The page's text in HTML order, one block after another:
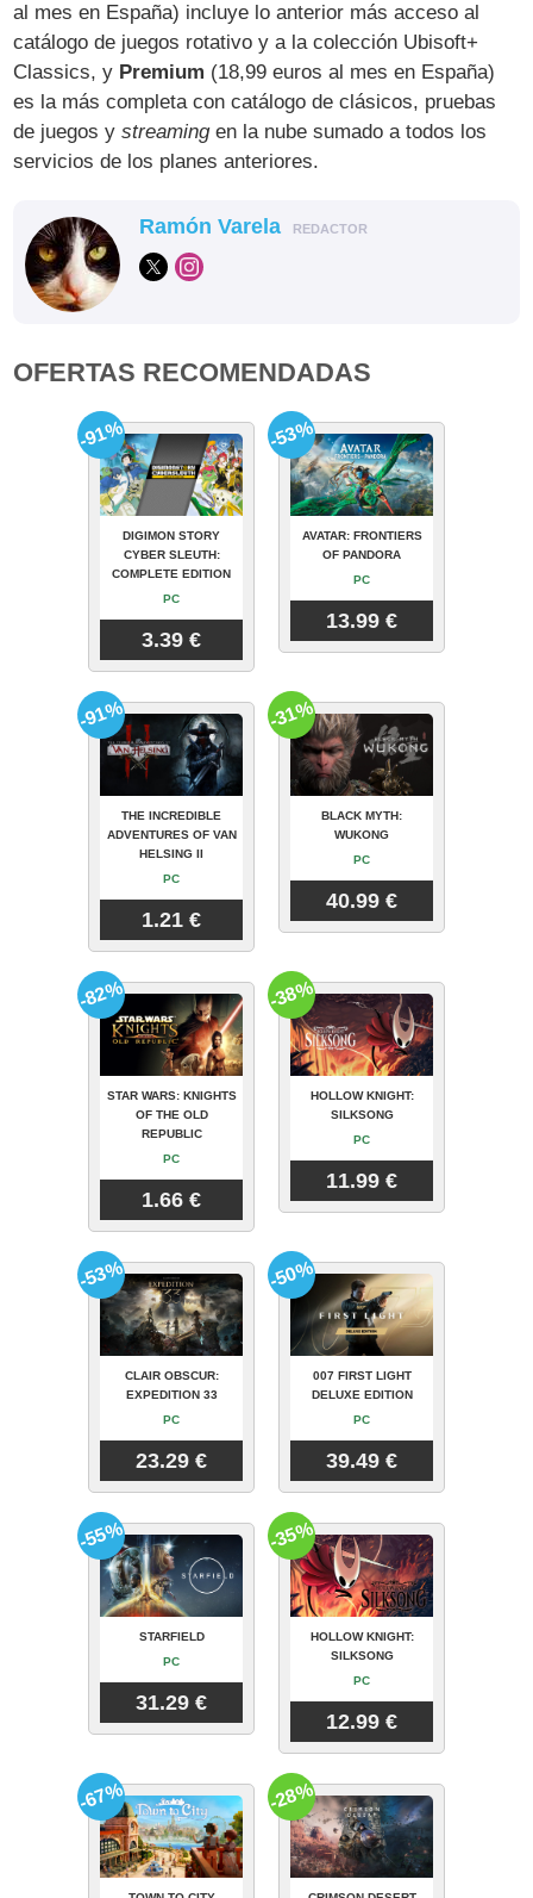
al mes en España) incluye lo anterior más acceso al
catálogo de juegos rotativo y a la colección Ubisoft+
Classics, y Premium (18,99 euros al mes en España)
es la más completa con catálogo de clásicos, pruebas
de juegos ystreamingen la nube sumado a todos los
servicios de los planes anteriores.
Ramón Varela REDACTOR
OFERTAS RECOMENDADAS
DIGIMON STORY
CYBER SLEUTH:
COMPLETE EDITION
PC
3.39 €
-91%
AVATAR: FRONTIERS
OF PANDORA
PC
13.99 €
-53%
THE INCREDIBLE
ADVENTURES OF VAN
HELSING II
PC
1.21 €
-91%
BLACK MYTH:
WUKONG
PC
40.99 €
-31%
STAR WARS: KNIGHTS
OF THE OLD
REPUBLIC
PC
1.66 €
-82%
HOLLOW KNIGHT:
SILKSONG
PC
11.99 €
-38%
CLAIR OBSCUR:
EXPEDITION 33
PC
23.29 €
-53%
007 FIRST LIGHT
DELUXE EDITION
PC
39.49 €
-50%
STARFIELD
PC
31.29 €
-55%
HOLLOW KNIGHT:
SILKSONG
PC
12.99 €
-35%
-67% -28%